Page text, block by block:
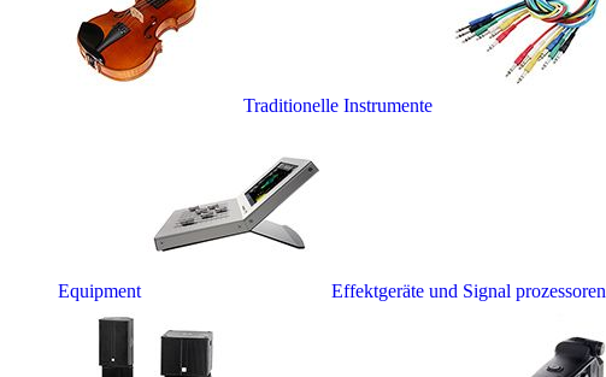
Traditionelle Instrumente
Equipment Effektgeräte und Signal prozessoren